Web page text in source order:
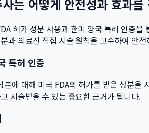
는 어떻게 안전성과 효과를
허가 성분 사용과 한미 양국 특허 인증
과 의료진 직접 시술 원칙을 고수하여 안
특허 인증
분에 대해 미국 FDA의 허가를 받은 성분
시술받을 수 있는 중요한 근거가 됩니다.